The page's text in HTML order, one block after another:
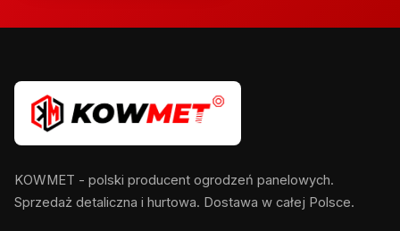
KOWMET - polski producent ogrodzeń panelowych.
Sprzedaż detaliczna i hurtowa. Dostawa w całej Polsce.